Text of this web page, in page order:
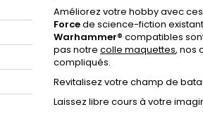
Améliorez votre hobby avec ces
Forcede science-fiction
Warhammer® compatibles
pas notre colle maquettes, nos
compliqués.
Revitalisez votre champ de
Laissez libre cours à votre